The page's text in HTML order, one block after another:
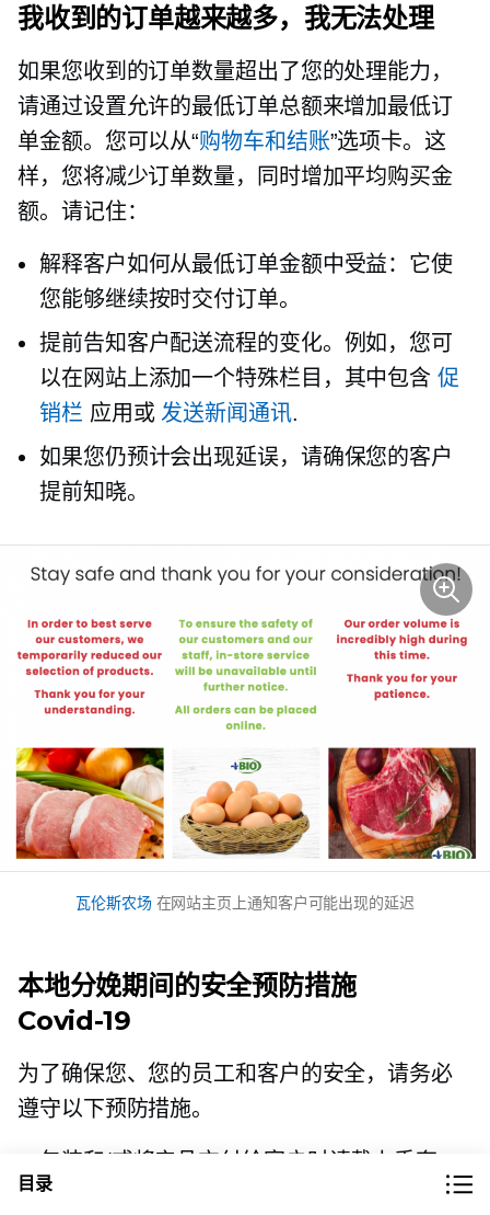
我收到的订单越来越多，我无法处理
如果您收到的订单数量超出了您的处理能力，
请通过设置允许的最低订单总额来增加最低订
单金额。您可以从“购物车和结账”选项卡。这
样，您将减少订单数量，同时增加平均购买金
额。请记住：
解释客户如何从最低订单金额中受益：它使
您能够继续按时交付订单。
提前告知客户配送流程的变化。例如，您可
以在网站上添加一个特殊栏目，其中包含促
销栏 应用或发送新闻通讯.
如果您仍预计会出现延误，请确保您的客户
提前知晓。
瓦伦斯农场在网站主页上通知客户可能出现的延迟
本地分娩期间的安全预防措施
Covid-19
为了确保您、您的员工和客户的安全，请务必
遵守以下预防措施。
包装和/或将产品交付给客户时请戴上手套。
目录